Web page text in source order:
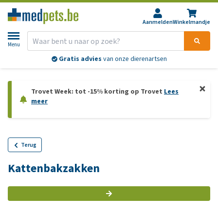
AanmeldenWinkelmandje
Menu
Gratis advies van onze dierenartsen
Trovet Week: tot -15% korting op Trovet Lees
meer
Terug
Kattenbakzakken